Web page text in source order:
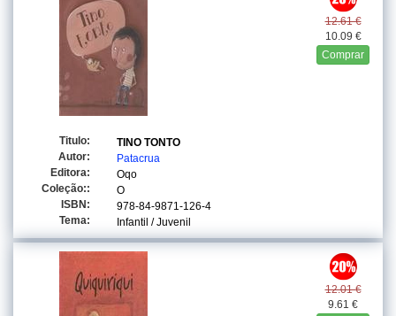
12.61 €
10.09 €
Comprar
Titulo:
TINO TONTO
Autor:
Patacrua
Editora:
Oqo
Coleção::
O
ISBN:
978-84-9871-126-4
Tema:
Infantil / Juvenil
12.01 €
9.61 €